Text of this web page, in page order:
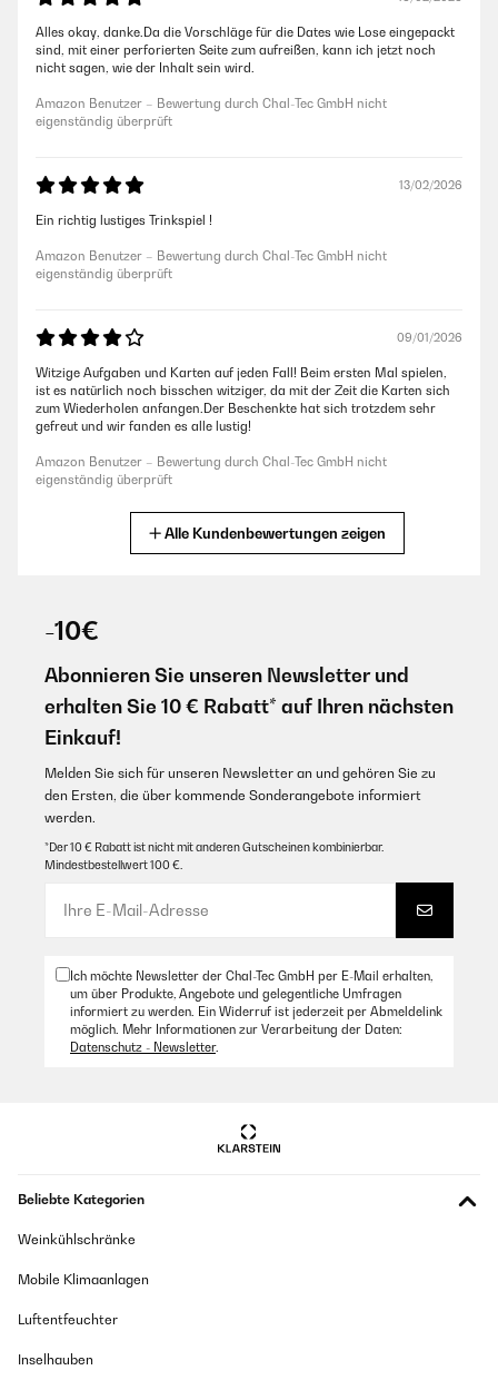
Alles okay, danke.Da die Vorschläge für die Dates wie Lose eingepackt
sind, mit einer perforierten Seite zum aufreißen, kann ich jetzt noch
nicht sagen, wie der Inhalt sein wird.
Amazon Benutzer – Bewertung durch Chal-Tec GmbH nicht
eigenständig überprüft
13/02/2026
Ein richtig lustiges Trinkspiel !
Amazon Benutzer – Bewertung durch Chal-Tec GmbH nicht
eigenständig überprüft
09/01/2026
Witzige Aufgaben und Karten auf jeden Fall! Beim ersten Mal spielen,
ist es natürlich noch bisschen witziger, da mit der Zeit die Karten sich
zum Wiederholen anfangen.Der Beschenkte hat sich trotzdem sehr
gefreut und wir fanden es alle lustig!
Amazon Benutzer – Bewertung durch Chal-Tec GmbH nicht
eigenständig überprüft
Amazon Benutzer – Bewertung durch Chal-Tec GmbH nicht
17/11/2025
Ist ein lustiges Trinkspiel.War ein Geburtstagsgeschenk an jemanden, er
hat es gleich am Wochenende mit Freunden gespielt.
Amazon Benutzer – Bewertung durch Chal-Tec GmbH nicht
eigenständig überprüft
14/11/2025
Super Lustiges Spiel.Toller Kontakt, problemlose Abwicklung, Danke.
eigenständig überprüft
31/08/2025
eigenständig überprüft
Alle Kundenbewertungen zeigen
-10€
Abonnieren Sie unseren Newsletter und
erhalten Sie 10 € Rabatt* auf Ihren nächsten
Einkauf!
Melden Sie sich für unseren Newsletter an und gehören Sie zu
den Ersten, die über kommende Sonderangebote informiert
werden.
*Der 10 € Rabatt ist nicht mit anderen Gutscheinen kombinierbar.
Mindestbestellwert 100 €.
Ich möchte Newsletter der Chal-Tec GmbH per E-Mail erhalten,
um über Produkte, Angebote und gelegentliche Umfragen
informiert zu werden. Ein Widerruf ist jederzeit per Abmeldelink
möglich. Mehr Informationen zur Verarbeitung der Daten:
Datenschutz - Newsletter.
Beliebte Kategorien
Weinkühlschränke
Mobile Klimaanlagen
Luftentfeuchter
Inselhauben